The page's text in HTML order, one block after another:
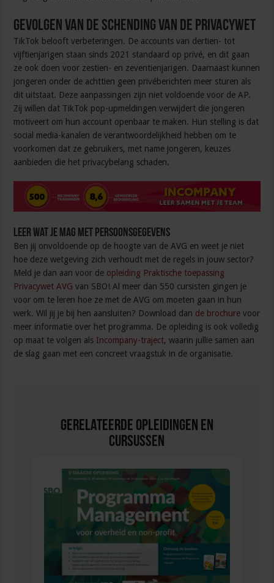
Gevolgen van de schending van de privacywet
TikTok belooft verbeteringen. De accounts van dertien- tot
vijftienjarigen staan sinds 2021 standaard op privé, en dit gaan
ze ook doen voor zestien- en zeventienjarigen. Daarnaast kunnen
jongeren onder de achttien geen privéberichten meer sturen als
dit uitstaat. Deze aanpassingen zijn niet voldoende voor de AP.
Zij willen dat TikTok pop-upmeldingen verwijdert die jongeren
motiveert om hun account openbaar te maken. Hun stelling is dat
social media-kanalen de verantwoordelijkheid hebben om te
voorkomen dat ze gebruikers, met name jongeren, keuzes
aanbieden die het privacybelang schaden.
Leer wat je mag met persoonsgegevens
Ben jij onvoldoende op de hoogte van de AVG en weet je niet
hoe deze wetgeving zich verhoudt met de regels in jouw sector?
Meld je dan aan voor de opleiding Praktische toepassing
Privacywet AVG van SBO! Al meer dan 550 cursisten gingen je
voor om te leren hoe ze met de AVG om moeten gaan in hun
werk. Wil jij je bij hen aansluiten? Download dan de brochure voor
meer informatie over het programma. De opleiding is ook volledig
op maat te volgen als Incompany-traject, waarin jullie samen aan
de slag gaan met een concreet vraagstuk in de organisatie.
Gerelateerde Opleidingen en
Cursussen